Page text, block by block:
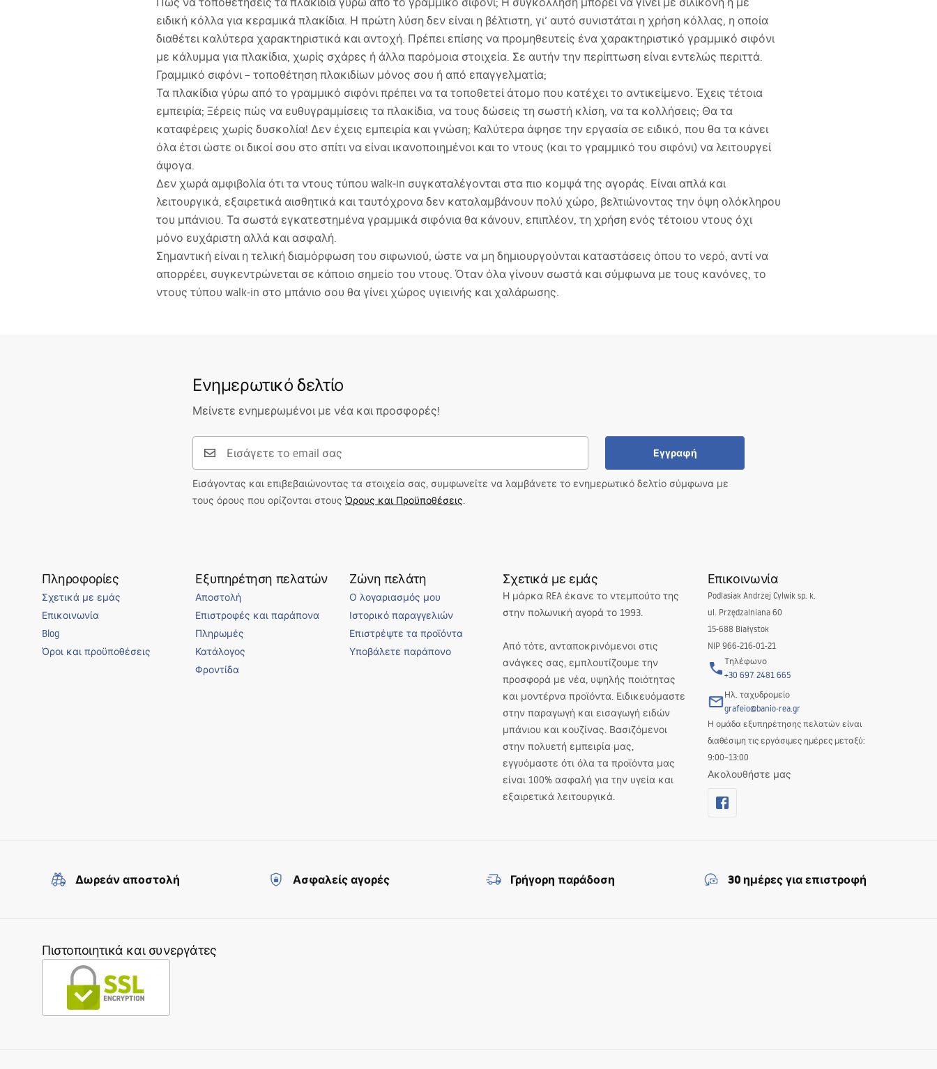
ειδική κόλλα για κεραμικά πλακίδια. Η πρώτη λύση δεν είναι η βέλτιστη, γι’ αυτό συνιστάται η χρήση κόλλας, η οποία
διαθέτει καλύτερα χαρακτηριστικά και αντοχή. Πρέπει επίσης να προμηθευτείς ένα χαρακτηριστικό γραμμικό σιφόνι
με κάλυμμα για πλακίδια, χωρίς σχάρες ή άλλα παρόμοια στοιχεία. Σε αυτήν την περίπτωση είναι εντελώς περιττά.
Γραμμικό σιφόνι – τοποθέτηση πλακιδίων μόνος σου ή από επαγγελματία;
Τα πλακίδια γύρω από το γραμμικό σιφόνι πρέπει να τα τοποθετεί άτομο που κατέχει το αντικείμενο. Έχεις τέτοια
εμπειρία; Ξέρεις πώς να ευθυγραμμίσεις τα πλακίδια, να τους δώσεις τη σωστή κλίση, να τα κολλήσεις; Θα τα
καταφέρεις χωρίς δυσκολία! Δεν έχεις εμπειρία και γνώση; Καλύτερα άφησε την εργασία σε ειδικό, που θα τα κάνει
όλα έτσι ώστε οι δικοί σου στο σπίτι να είναι ικανοποιημένοι και το ντους (και το γραμμικό του σιφόνι) να λειτουργεί
άψογα.
Δεν χωρά αμφιβολία ότι τα ντους τύπου walk‑in συγκαταλέγονται στα πιο κομψά της αγοράς. Είναι απλά και
λειτουργικά, εξαιρετικά αισθητικά και ταυτόχρονα δεν καταλαμβάνουν πολύ χώρο, βελτιώνοντας την όψη ολόκληρου
του μπάνιου. Τα σωστά εγκατεστημένα γραμμικά σιφόνια θα κάνουν, επιπλέον, τη χρήση ενός τέτοιου ντους όχι
μόνο ευχάριστη αλλά και ασφαλή.
Σημαντική είναι η τελική διαμόρφωση του σιφωνιού, ώστε να μη δημιουργούνται καταστάσεις όπου το νερό, αντί να
απορρέει, συγκεντρώνεται σε κάποιο σημείο του ντους. Όταν όλα γίνουν σωστά και σύμφωνα με τους κανόνες, το
ντους τύπου walk‑in στο μπάνιο σου θα γίνει χώρος υγιεινής και χαλάρωσης.
Ενημερωτικό δελτίο
Μείνετε ενημερωμένοι με νέα και προσφορές!
Εγγραφή
Εισάγοντας και επιβεβαιώνοντας τα στοιχεία σας, συμφωνείτε να λαμβάνετε το ενημερωτικό δελτίο σύμφωνα με
τους όρους που ορίζονται στους Όρους και Προϋποθέσεις.
Πληροφορίες
Σχετικά με εμάς
Επικοινωνία
Blog
Όροι και προϋποθέσεις
Εξυπηρέτηση πελατών
Αποστολή
Επιστροφές και παράπονα
Πληρωμές
Κατάλογος
Φροντίδα
Ζώνη πελάτη
Ο λογαριασμός μου
Ιστορικό παραγγελιών
Επιστρέψτε τα προϊόντα
Υποβάλετε παράπονο
Σχετικά με εμάς
Η μάρκα REA έκανε το ντεμπούτο της
στην πολωνική αγορά το 1993.
Από τότε, ανταποκρινόμενοι στις
ανάγκες σας, εμπλουτίζουμε την
προσφορά με νέα, υψηλής ποιότητας
και μοντέρνα προϊόντα. Ειδικευόμαστε
στην παραγωγή και εισαγωγή ειδών
μπάνιου και κουζίνας. Βασιζόμενοι
στην πολυετή εμπειρία μας,
εγγυόμαστε ότι όλα τα προϊόντα μας
είναι 100% ασφαλή για την υγεία και
εξαιρετικά λειτουργικά.
Επικοινωνία
Podlasiak Andrzej Cylwik sp. k.
ul. Przędzalniana 60
15-688 Białystok
NIP 966-216-01-21
Τηλέφωνο
+30 697 2481 665
Ηλ. ταχυδρομείο
grafeio@banio-rea.gr
Η ομάδα εξυπηρέτησης πελατών είναι
διαθέσιμη τις εργάσιμες ημέρες μεταξύ:
9:00–13:00
Ακολουθήστε μας
Δωρεάν αποστολή Ασφαλείς αγορές Γρήγορη παράδοση 30 ημέρες για επιστροφή
Πιστοποιητικά και συνεργάτες